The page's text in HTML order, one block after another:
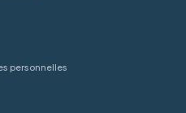
personnelles